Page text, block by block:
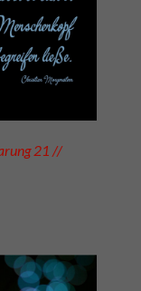
21 //